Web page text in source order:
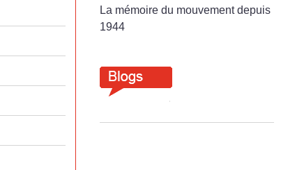
La mémoire du mouvement depuis
1944